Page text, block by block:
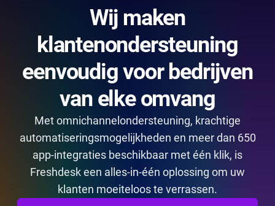
Wij maken
klantenondersteuning
eenvoudig voor bedrijven
van elke omvang
Met omnichannelondersteuning, krachtige
automatiseringsmogelijkheden en meer dan 650
app-integraties beschikbaar met één klik, is
Freshdesk een alles-in-één oplossing om uw
klanten moeiteloos te verrassen.